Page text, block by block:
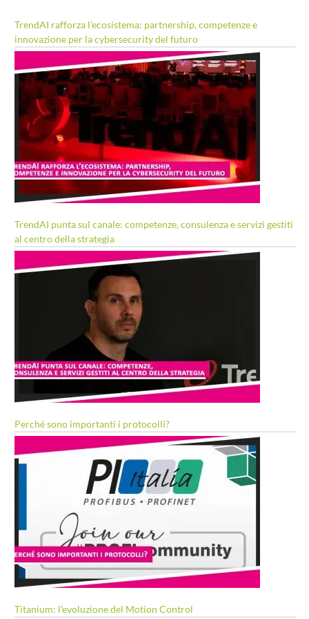
TrendAI rafforza l’ecosistema: partnership, competenze e
innovazione per la cybersecurity del futuro
TrendAI punta sul canale: competenze, consulenza e servizi gestiti
al centro della strategia
Perché sono importanti i protocolli?
Titanium: l’evoluzione del Motion Control